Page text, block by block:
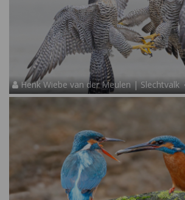
Henk Wiebe van der Meulen | Slechtvalk